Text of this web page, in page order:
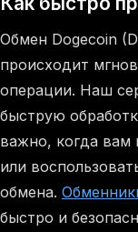
Обмен Dogecoin
происходит
операции. Наш
быструю
важно, когда вам
или
обмена.
быстро и